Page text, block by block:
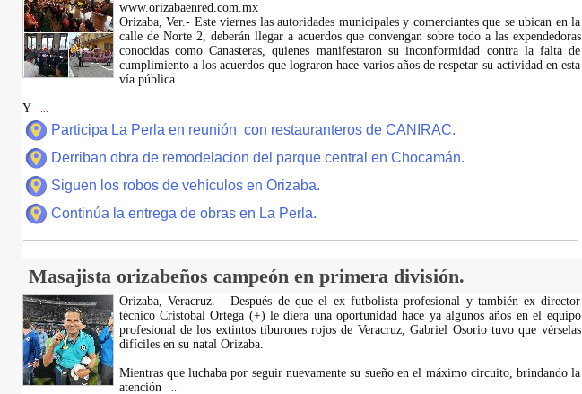
www.orizabaenred.com.mx
Orizaba, Ver.- Este viernes las autoridades municipales y comerciantes que se ubican en la
calle de Norte 2, deberán llegar a acuerdos que convengan sobre todo a las expendedoras
conocidas como Canasteras, quienes manifestaron su inconformidad contra la falta de
cumplimiento a los acuerdos que lograron hace varios años de respetar su actividad en esta
vía pública.
Y
Participa La Perla en reunión con restauranteros de CANIRAC.
Derriban obra de remodelacion del parque central en Chocamán.
Siguen los robos de vehículos en Orizaba.
Continúa la entrega de obras en La Perla.
Masajista orizabeños campeón en primera división.
Orizaba, Veracruz. - Después de que el ex futbolista profesional y también ex director
técnico Cristóbal Ortega (+) le diera una oportunidad hace ya algunos años en el equipo
profesional de los extintos tiburones rojos de Veracruz, Gabriel Osorio tuvo que vérselas
difíciles en su natal Orizaba.
Mientras que luchaba por seguir nuevamente su sueño en el máximo circuito, brindando la
atención